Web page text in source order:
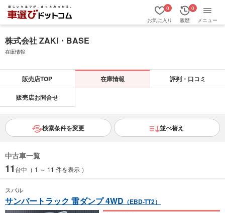
お気に入り
0
履歴
0
メニュー
株式会社 ZAKI・BASE
在庫情報
販売店TOP 在庫情報 評判・口コミ
販売店お問合せ
検索条件を変更 並べ替え
中古車一覧
11 台中（ 1 ～ 11 件を表示 ）
スバル
サンバートラック 雷ダンプ 4WD （EBD-TT2）